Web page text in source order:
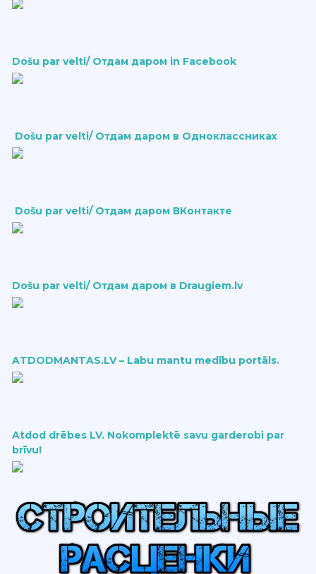
Došu par velti/ Отдам даром in Facebook
Došu par velti/ Отдам даром в Одноклассниках
Došu par velti/ Отдам даром ВКонтакте
Došu par velti/ Отдам даром в Draugiem.lv
ATDODMANTAS.LV – Labu mantu medību portāls.
Atdod drēbes LV. Nokomplektē savu garderobi par
brīvu!